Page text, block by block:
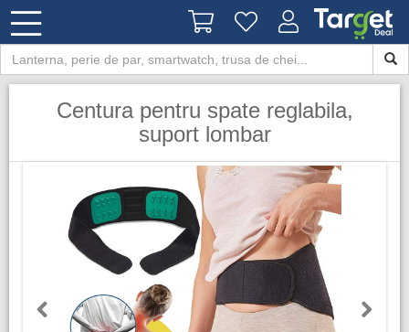
Centura pentru spate reglabila,
suport lombar